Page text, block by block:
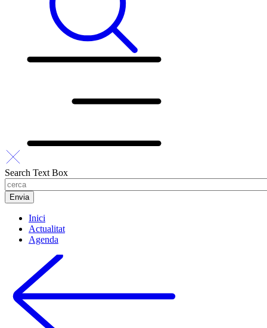
Search Text Box
Inici
Actualitat
Agenda